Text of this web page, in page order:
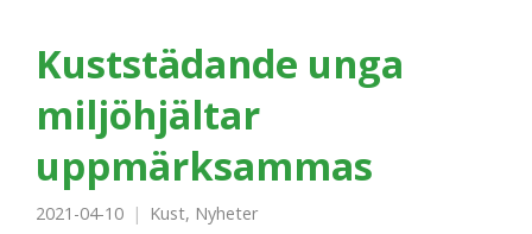
Kuststädande unga
miljöhjältar
uppmärksammas
2021-04-10 Kust, Nyheter